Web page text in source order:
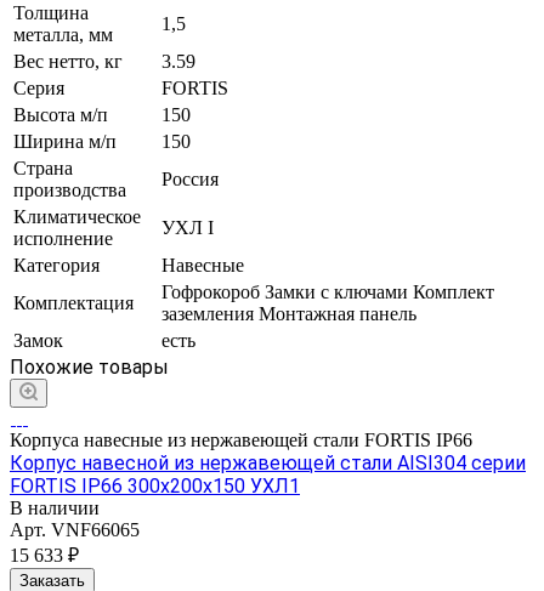
Толщина
металла, мм
1,5
Вес нетто, кг
3.59
Серия
FORTIS
Высота м/п
150
Ширина м/п
150
Страна
производства
Россия
Климатическое
исполнение
УХЛ I
Категория
Навесные
Комплектация
Гофрокороб Замки с ключами Комплект
заземления Монтажная панель
Замок
есть
Похожие товары
Корпуса навесные из нержавеющей стали FORTIS IP66
Корпус навесной из нержавеющей стали AISI304 серии
FORTIS IP66 300х200х150 УХЛ1
В наличии
Арт. VNF66065
15 633 ₽
Заказать